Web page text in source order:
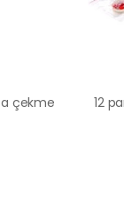
çekme
12